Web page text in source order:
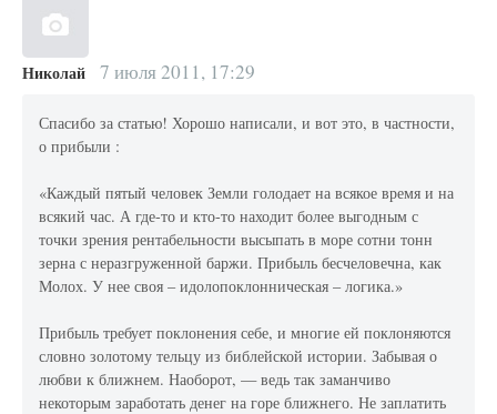
Николай 7 июля 2011, 17:29
Спасибо за статью! Хорошо написали, и вот это, в частности,
о прибыли :
«Каждый пятый человек Земли голодает на всякое время и на
всякий час. А где-то и кто-то находит более выгодным с
точки зрения рентабельности высыпать в море сотни тонн
зерна с неразгруженной баржи. Прибыль бесчеловечна, как
Молох. У нее своя – идолопоклонническая – логика.»
Прибыль требует поклонения себе, и многие ей поклоняются
словно золотому тельцу из библейской истории. Забывая о
любви к ближнем. Наоборот, — ведь так заманчиво
некоторым заработать денег на горе ближнего. Не заплатить